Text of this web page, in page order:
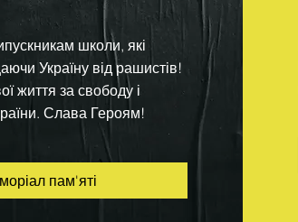
школи, які
Україну від рашистів!
життя за свободу і
Слава Героям!
пам'яті